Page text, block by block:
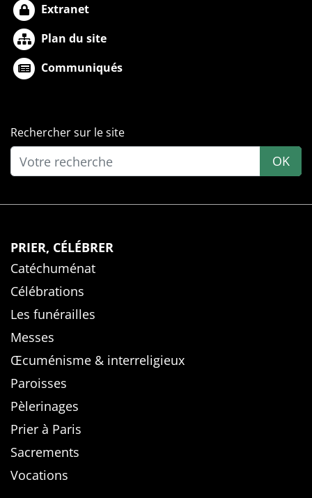
Extranet
Plan du site
Communiqués
Rechercher sur le site
OK
PRIER, CÉLÉBRER
Catéchuménat
Célébrations
Les funérailles
Messes
Œcuménisme & interreligieux
Paroisses
Pèlerinages
Prier à Paris
Sacrements
Vocations